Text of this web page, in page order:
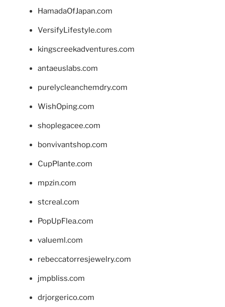
HamadaOfJapan.com
VersifyLifestyle.com
kingscreekadventures.com
antaeuslabs.com
purelycleanchemdry.com
WishOping.com
shoplegacee.com
bonvivantshop.com
CupPlante.com
mpzin.com
stcreal.com
PopUpFlea.com
valueml.com
rebeccatorresjewelry.com
jmpbliss.com
drjorgerico.com